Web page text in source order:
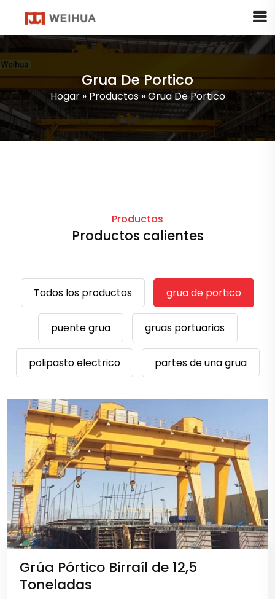
Grua De Portico
Hogar» Productos»Grua De Portico
Productos
Productos calientes
Todos los productos grua de portico
puente grua gruas portuarias
polipasto electrico partes de una grua
Grúa Pórtico Birraíl de 12,5
Toneladas